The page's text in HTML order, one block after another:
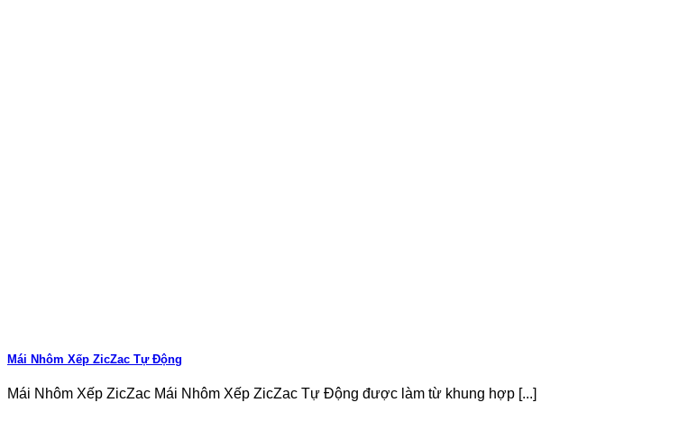
Mái Nhôm Xếp ZicZac Tự Động
Mái Nhôm Xếp ZicZac Mái Nhôm Xếp ZicZac Tự Động được làm từ khung hợp [...]